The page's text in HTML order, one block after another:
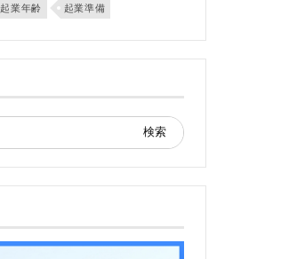
起業年齢 起業準備